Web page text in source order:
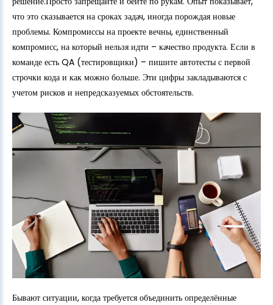
что это сказывается на сроках задач, иногда порождая новые
проблемы. Компромиссы на проекте вечны, единственный
компромисс, на который нельзя идти – качество продукта. Если в
команде есть QA (тестировщики) – пишите автотесты с первой
строчки кода и как можно больше. Эти цифры закладываются с
учетом рисков и непредсказуемых обстоятельств.
Бывают ситуации, когда требуется объединить определённые